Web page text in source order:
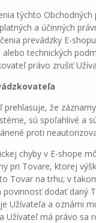
týchto Obchodných
a účinných
prevádzky E-
technických
právo zrušiť
že
sú spoľahlivé a
proti
chyby v E-shope
pri Tovare, ktorej
Tovar na trhu; v
povinnosť dodať daný
Užívateľa a oznámi
Užívateľ má právo sa